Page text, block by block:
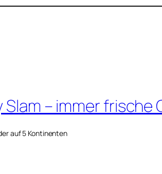
– immer frische
auf 5 Kontinenten